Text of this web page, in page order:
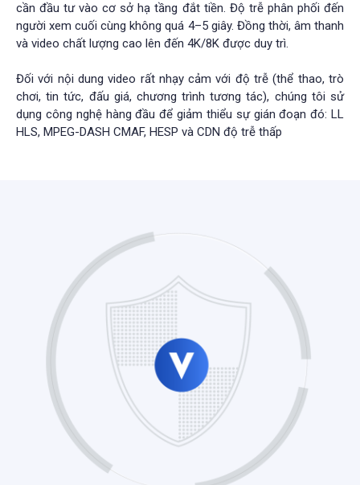
cần đầu tư vào cơ sở hạ tầng đắt tiền. Độ trễ phân phối đến
người xem cuối cùng không quá 4–5 giây. Đồng thời, âm thanh
và video chất lượng cao lên đến 4K/8K được duy trì.
Đối với nội dung video rất nhạy cảm với độ trễ (thể thao, trò
chơi, tin tức, đấu giá, chương trình tương tác), chúng tôi sử
dụng công nghệ hàng đầu để giảm thiểu sự gián đoạn đó: LL
HLS, MPEG-DASH CMAF, HESP và CDN độ trễ thấp